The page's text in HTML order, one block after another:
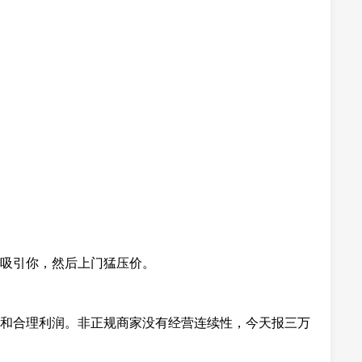
引你，然后上门猛压价。
合理利润。非正规商家没有经营连续性，今天报三万